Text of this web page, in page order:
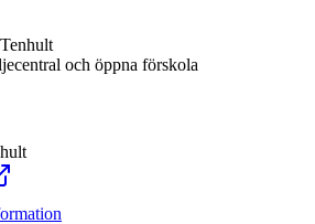
och öppna förskola